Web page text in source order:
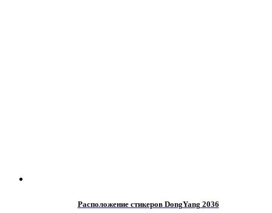
Расположение стикеров DongYang 2036